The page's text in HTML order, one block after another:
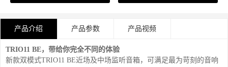
产品介绍 产品参数 产品视频
TRIO11 BE，带给你完全不同的体验
新款双模式TRIO11 BE近场及中场监听音箱，可满足最为苛刻的音响